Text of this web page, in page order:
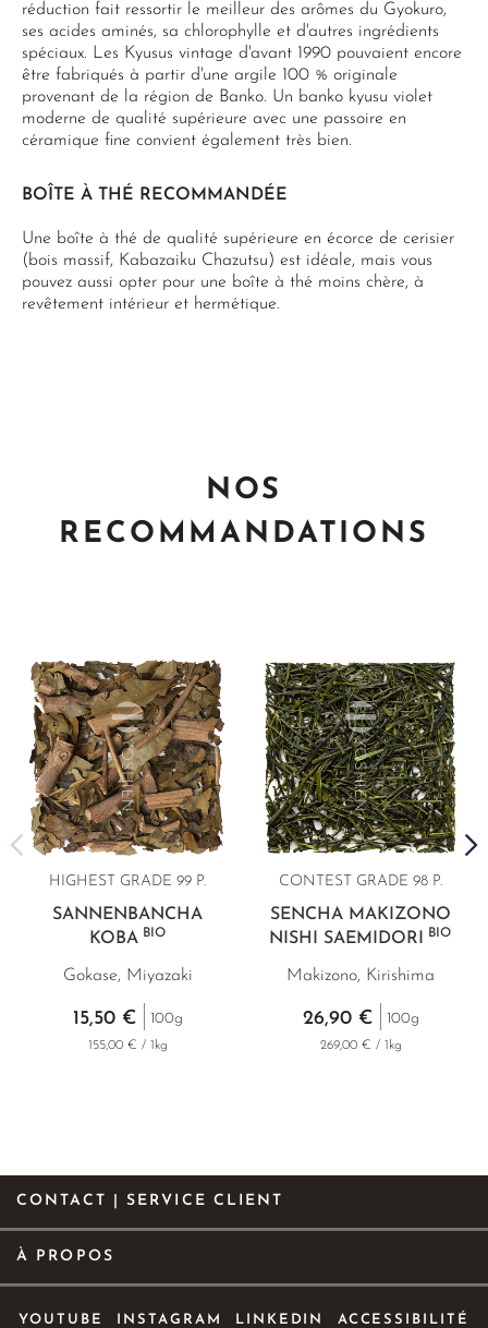
réduction fait ressortir le meilleur des arômes du Gyokuro,
ses acides aminés, sa chlorophylle et d'autres ingrédients
spéciaux. Les Kyusus vintage d'avant 1990 pouvaient encore
être fabriqués à partir d'une argile 100 % originale
provenant de la région de Banko. Un banko kyusu violet
moderne de qualité supérieure avec une passoire en
céramique fine convient également très bien.
BOÎTE À THÉ RECOMMANDÉE
Une boîte à thé de qualité supérieure en écorce de cerisier
(bois massif, Kabazaiku Chazutsu) est idéale, mais vous
pouvez aussi opter pour une boîte à thé moins chère, à
revêtement intérieur et hermétique.
NOS
RECOMMANDATIONS
HIGHEST GRADE 99 P.
SANNENBANCHA
KOBA BIO
Gokase, Miyazaki
15,50 € 100g
155,00 € / 1kg
CONTEST GRADE 98 P.
SENCHA MAKIZONO
NISHI SAEMIDORI
BIO
Makizono, Kirishima
26,90 € 100g
269,00 € / 1kg
CONTACT | SERVICE CLIENT
À PROPOS
YOUTUBE INSTAGRAM LINKEDIN ACCESSIBILITÉ